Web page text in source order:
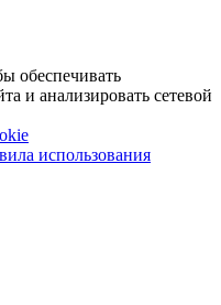
обеспечивать
и анализировать сетевой
использования